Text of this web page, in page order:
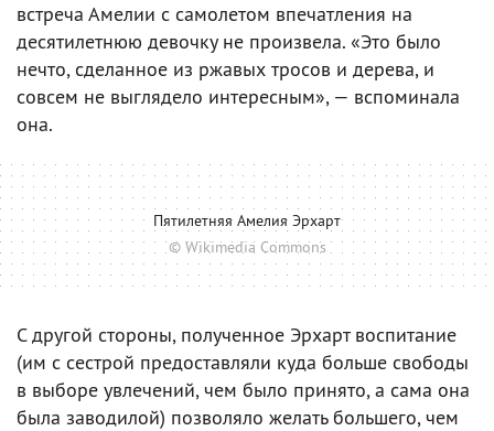
встреча Амелии с самолетом впечатления на
десятилетнюю девочку не произвела. «Это было
нечто, сделанное из ржавых тросов и дерева, и
совсем не выглядело интересным», — вспоминала
она.
Пятилетняя Амелия Эрхарт
© Wikimedia Commons
С другой стороны, полученное Эрхарт воспитание
(им с сестрой предоставляли куда больше свободы
в выборе увлечений, чем было принято, а сама она
была заводилой) позволяло желать большего, чем